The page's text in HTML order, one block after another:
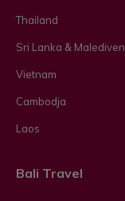
Thailand
Sri Lanka & Malediven
Vietnam
Cambodja
Laos
Bali Travel